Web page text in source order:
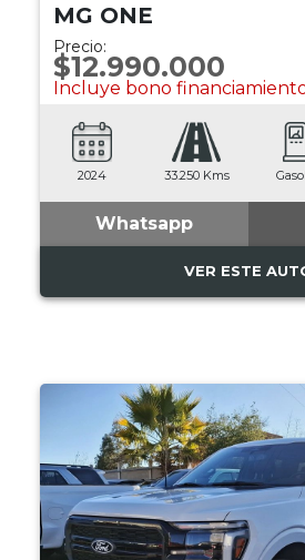
MG ONE
Precio:
$12.990.000
Incluye bono
2024 33.250 Kms
Whatsapp
VER ESTE